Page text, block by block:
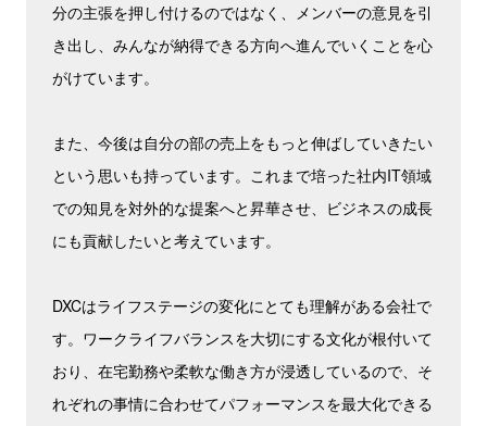
分の主張を押し付けるのではなく、メンバーの意見を引
き出し、みんなが納得できる方向へ進んでいくことを心
がけています。
また、今後は自分の部の売上をもっと伸ばしていきたい
という思いも持っています。これまで培った社内IT領域
での知見を対外的な提案へと昇華させ、ビジネスの成長
にも貢献したいと考えています。
DXCはライフステージの変化にとても理解がある会社で
す。ワークライフバランスを大切にする文化が根付いて
おり、在宅勤務や柔軟な働き方が浸透しているので、そ
れぞれの事情に合わせてパフォーマンスを最大化できる